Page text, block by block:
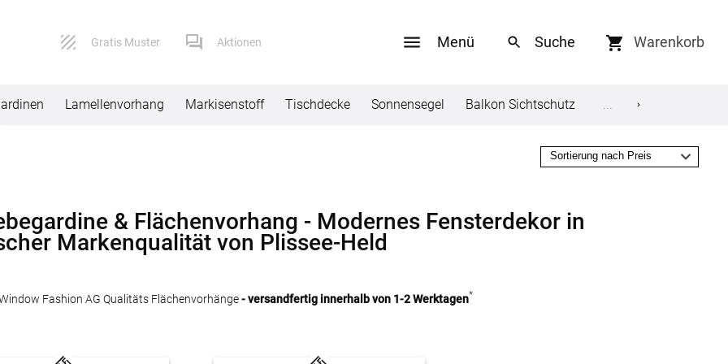
Gratis Muster Aktionen Menü Warenkorb
Kontaktformular
Impressum
Lieferbedingungen
Widerruf
Social Media
Facebook
Lamellenvorhang Markisenstoff Tischdecke Sonnensegel Balkon Sichtschutz Gardinenstange
& Flächenvorhang - Modernes Fensterdekor in
Markenqualität von Plissee-Held
Fashion AG Qualitäts Flächenvorhänge- versandfertig innerhalb von 1-2 Werktagen*